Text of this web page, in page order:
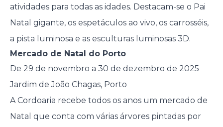
atividades para todas as idades. Destacam-se o Pai
Natal gigante, os espetáculos ao vivo, os carrosséis,
a pista luminosa e as esculturas luminosas 3D.
Mercado de Natal do Porto
De 29 de novembro a 30 de dezembro de 2025
Jardim de João Chagas, Porto
A Cordoaria recebe todos os anos um mercado de
Natal que conta com várias árvores pintadas por